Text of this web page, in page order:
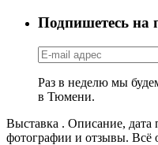
Подпишетесь на
Раз в неделю мы
в Тюмени.
Выставка . Описание, дата
фотографии и отзывы. Всё